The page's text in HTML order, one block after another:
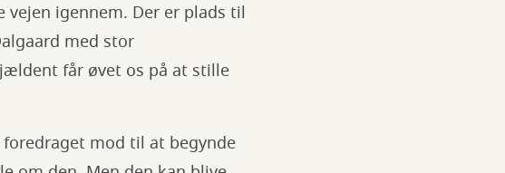
igennem. Der er plads til
med stor
får øvet os på at stille
mod til at begynde